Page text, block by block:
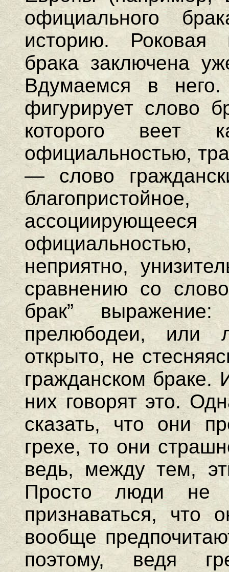
официального
историю. Роковая
брака заключена
Вдумаемся в
фигурирует слово
которого веет
официальностью,
— слово
неприятно,
сравнению со
брак”
прелюбодеи, или
открыто, не
гражданском браке.
них говорят это.
сказать, что они
грехе, то они
ведь, между тем,
Просто люди не
признаваться, что
вообще
поэтому, ведя